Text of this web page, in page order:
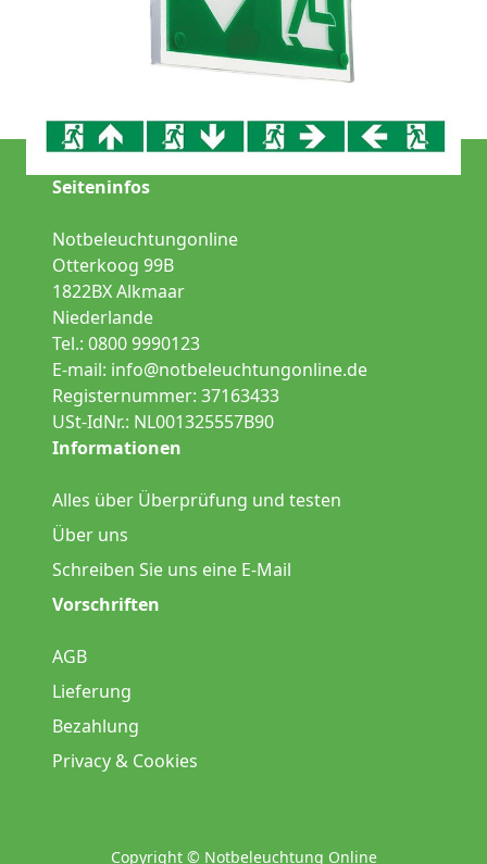
Fluchtwegbeleuchtung
Seiteninfos
Notbeleuchtungonline
Otterkoog 99B
1822BX Alkmaar
Niederlande
Tel.: 0800 9990123
E-mail: info@notbeleuchtungonline.de
Registernummer: 37163433
USt-IdNr.: NL001325557B90
Informationen
Alles über Überprüfung und testen
Über uns
Schreiben Sie uns eine E-Mail
Vorschriften
AGB
Lieferung
Bezahlung
Privacy & Cookies
Copyright © Notbeleuchtung Online